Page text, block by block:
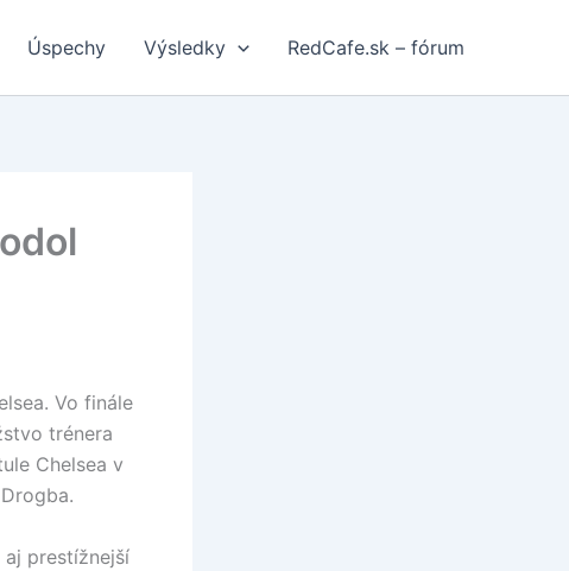
Úspechy Výsledky RedCafe.sk – fórum
Vo finále
trénera
Chelsea v
prestížnejší